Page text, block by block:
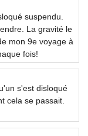
suspendu.
La gravité le
mon 9e voyage à
fois!
s'est disloqué
cela se passait.